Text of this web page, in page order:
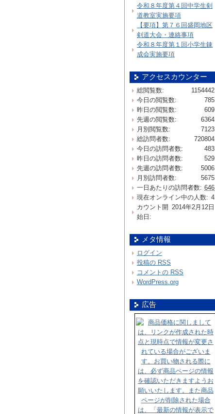
令和８年度第４回中学生剣
道教室実施要項
【要項】第７６回盛岡地区
剣道大会・連絡事項
令和８年度第１回小学生錬
成会実施要項
アクセスカウンター
1154442
総閲覧数:
785
今日の閲覧数:
609
昨日の閲覧数:
6364
先週の閲覧数:
7123
月別閲覧数:
720804
総訪問者数:
483
今日の訪問者数:
529
昨日の訪問者数:
5006
先週の訪問者数:
5675
月別訪問者数:
646
一日あたりの訪問者数:
4
現在オンライン中の人数:
2014年2月12日
カウント開
始日:
メタ情報
ログイン
投稿の RSS
コメントの RSS
WordPress.org
広告